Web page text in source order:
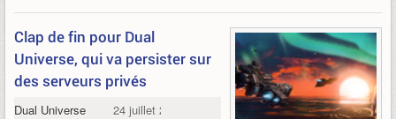
Clap de fin pour Dual
Universe, qui va persister sur
des serveurs privés
Dual Universe
24 juillet 2025